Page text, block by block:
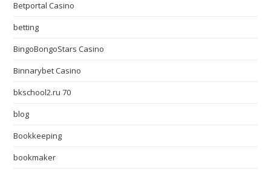
Betportal Casino
betting
BingoBongoStars Casino
Binnarybet Casino
bkschool2.ru 70
blog
Bookkeeping
bookmaker